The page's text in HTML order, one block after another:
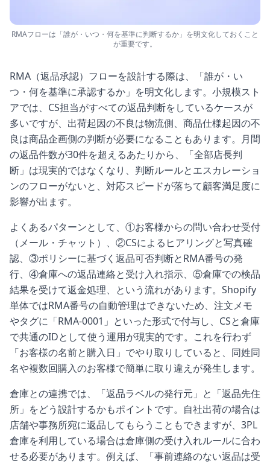
RMAフローは「誰が・いつ・何を基準に判断するか」を明文化しておくこと
が重要です。
RMA（返品承認）フローを設計する際は、「誰が・い
つ・何を基準に承認するか」を明文化します。小規模スト
アでは、CS担当がすべての返品判断をしているケースが
多いですが、出荷起因の不良は物流側、商品仕様起因の不
良は商品企画側の判断が必要になることもあります。月間
の返品件数が30件を超えるあたりから、「全部店長判
断」は現実的ではなくなり、判断ルールとエスカレーショ
ンのフローがないと、対応スピードが落ちて顧客満足度に
影響が出ます。
よくあるパターンとして、①お客様からの問い合わせ受付
（メール・チャット）、②CSによるヒアリングと写真確
認、③ポリシーに基づく返品可否判断とRMA番号の発
行、④倉庫への返品連絡と受け入れ指示、⑤倉庫での検品
結果を受けて返金処理、という流れがあります。Shopify
単体ではRMA番号の自動管理はできないため、注文メモ
やタグに「RMA-0001」といった形式で付与し、CSと倉庫
で共通のIDとして使う運用が現実的です。これを行わず
「お客様の名前と購入日」でやり取りしていると、同姓同
名や複数回購入のお客様で簡単に取り違えが発生します。
倉庫との連携では、「返品ラベルの発行元」と「返品先住
所」をどう設計するかもポイントです。自社出荷の場合は
店舗や事務所宛に返品してもらうこともできますが、3PL
倉庫を利用している場合は倉庫側の受け入れルールに合わ
せる必要があります。例えば、「事前連絡のない返品は受